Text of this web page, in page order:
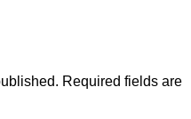
Required fields are